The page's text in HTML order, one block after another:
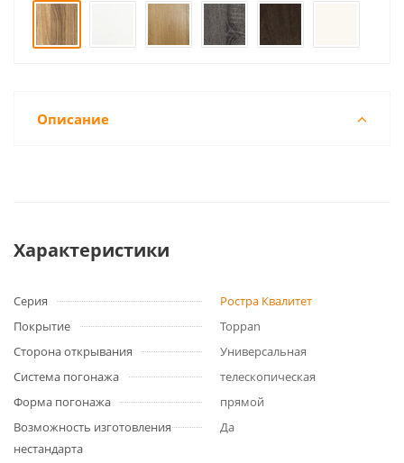
Описание
Характеристики
Серия
Ростра Квалитет
Покрытие
Toppan
Сторона открывания
Универсальная
Система погонажа
телескопическая
Форма погонажа
прямой
Возможность изготовления
нестандарта
Да